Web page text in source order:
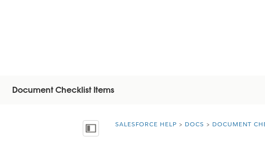
Document Checklist Items
Näytä sisällysluettelo
You are here:
SALESFORCE HELP DOCS DOCUMENT